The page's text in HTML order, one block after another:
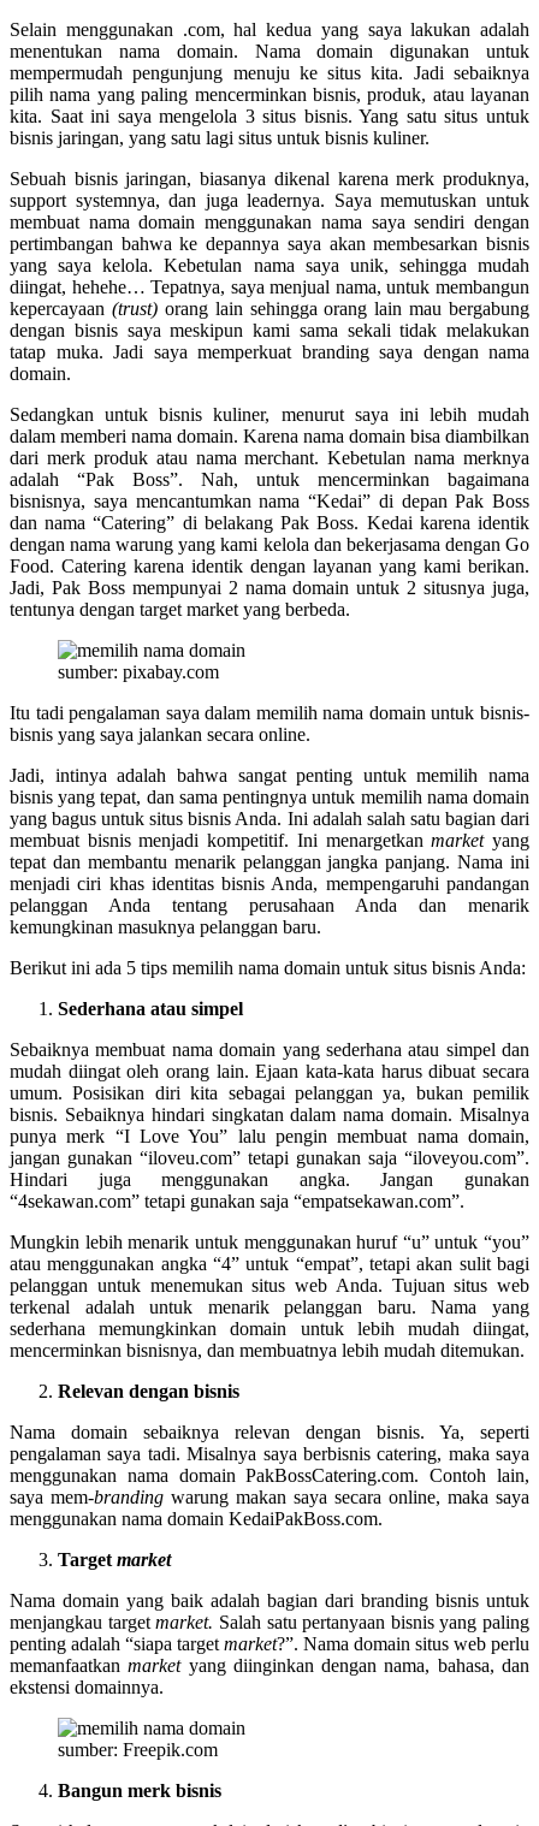
Selain menggunakan .com, hal kedua yang saya lakukan adalah
menentukan nama domain. Nama domain digunakan untuk
mempermudah pengunjung menuju ke situs kita. Jadi sebaiknya
pilih nama yang paling mencerminkan bisnis, produk, atau layanan
kita. Saat ini saya mengelola 3 situs bisnis. Yang satu situs untuk
bisnis jaringan, yang satu lagi situs untuk bisnis kuliner.
Sebuah bisnis jaringan, biasanya dikenal karena merk produknya,
support systemnya, dan juga leadernya. Saya memutuskan untuk
membuat nama domain menggunakan nama saya sendiri dengan
pertimbangan bahwa ke depannya saya akan membesarkan bisnis
yang saya kelola. Kebetulan nama saya unik, sehingga mudah
diingat, hehehe… Tepatnya, saya menjual nama, untuk membangun
kepercayaan (trust)orang lain sehingga orang lain mau bergabung
dengan bisnis saya meskipun kami sama sekali tidak melakukan
tatap muka. Jadi saya memperkuat branding saya dengan nama
domain.
Sedangkan untuk bisnis kuliner, menurut saya ini lebih mudah
dalam memberi nama domain. Karena nama domain bisa diambilkan
dari merk produk atau nama merchant. Kebetulan nama merknya
adalah “Pak Boss”. Nah, untuk mencerminkan bagaimana
bisnisnya, saya mencantumkan nama “Kedai” di depan Pak Boss
dan nama “Catering” di belakang Pak Boss. Kedai karena identik
dengan nama warung yang kami kelola dan bekerjasama dengan Go
Food. Catering karena identik dengan layanan yang kami berikan.
Jadi, Pak Boss mempunyai 2 nama domain untuk 2 situsnya juga,
tentunya dengan target market yang berbeda.
sumber: pixabay.com
Itu tadi pengalaman saya dalam memilih nama domain untuk bisnis-
bisnis yang saya jalankan secara online.
Jadi, intinya adalah bahwa sangat penting untuk memilih nama
bisnis yang tepat, dan sama pentingnya untuk memilih nama domain
yang bagus untuk situs bisnis Anda. Ini adalah salah satu bagian dari
membuat bisnis menjadi kompetitif. Ini menargetkanmarketyang
tepat dan membantu menarik pelanggan jangka panjang. Nama ini
menjadi ciri khas identitas bisnis Anda, mempengaruhi pandangan
pelanggan Anda tentang perusahaan Anda dan menarik
kemungkinan masuknya pelanggan baru.
Berikut ini ada 5 tips memilih nama domain untuk situs bisnis Anda:
Sederhana atau simpel
Sebaiknya membuat nama domain yang sederhana atau simpel dan
mudah diingat oleh orang lain. Ejaan kata-kata harus dibuat secara
umum. Posisikan diri kita sebagai pelanggan ya, bukan pemilik
bisnis. Sebaiknya hindari singkatan dalam nama domain. Misalnya
punya merk “I Love You” lalu pengin membuat nama domain,
jangan gunakan “iloveu.com” tetapi gunakan saja “iloveyou.com”.
Hindari juga menggunakan angka. Jangan gunakan
“4sekawan.com” tetapi gunakan saja “empatsekawan.com”.
Mungkin lebih menarik untuk menggunakan huruf “u” untuk “you”
atau menggunakan angka “4” untuk “empat”, tetapi akan sulit bagi
pelanggan untuk menemukan situs web Anda. Tujuan situs web
terkenal adalah untuk menarik pelanggan baru. Nama yang
sederhana memungkinkan domain untuk lebih mudah diingat,
mencerminkan bisnisnya, dan membuatnya lebih mudah ditemukan.
Relevan dengan bisnis
Nama domain sebaiknya relevan dengan bisnis. Ya, seperti
pengalaman saya tadi. Misalnya saya berbisnis catering, maka saya
menggunakan nama domain PakBossCatering.com. Contoh lain,
saya mem-branding warung makan saya secara online, maka saya
menggunakan nama domain KedaiPakBoss.com.
Target market
Nama domain yang baik adalah bagian dari branding bisnis untuk
menjangkau targetmarket. Salah satu pertanyaan bisnis yang paling
penting adalah “siapa target market?”. Nama domain situs web perlu
memanfaatkanmarketyang diinginkan dengan nama, bahasa, dan
ekstensi domainnya.
sumber: Freepik.com
Bangun merk bisnis